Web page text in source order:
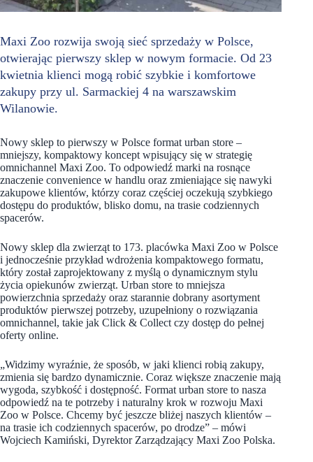
Maxi Zoo rozwija swoją sieć sprzedaży w Polsce,
otwierając pierwszy sklep w nowym formacie. Od 23
kwietnia klienci mogą robić szybkie i komfortowe
zakupy przy ul. Sarmackiej 4 na warszawskim
Wilanowie.
Nowy sklep to pierwszy w Polsce format urban store –
mniejszy, kompaktowy koncept wpisujący się w strategię
omnichannel Maxi Zoo. To odpowiedź marki na rosnące
znaczenie convenience w handlu oraz zmieniające się nawyki
zakupowe klientów, którzy coraz częściej oczekują szybkiego
dostępu do produktów, blisko domu, na trasie codziennych
spacerów.
Nowy sklep dla zwierząt to 173. placówka Maxi Zoo w Polsce
i jednocześnie przykład wdrożenia kompaktowego formatu,
który został zaprojektowany z myślą o dynamicznym stylu
życia opiekunów zwierząt. Urban store to mniejsza
powierzchnia sprzedaży oraz starannie dobrany asortyment
produktów pierwszej potrzeby, uzupełniony o rozwiązania
omnichannel, takie jak Click & Collect czy dostęp do pełnej
oferty online.
„Widzimy wyraźnie, że sposób, w jaki klienci robią zakupy,
zmienia się bardzo dynamicznie. Coraz większe znaczenie mają
wygoda, szybkość i dostępność. Format urban store to nasza
odpowiedź na te potrzeby i naturalny krok w rozwoju Maxi
Zoo w Polsce. Chcemy być jeszcze bliżej naszych klientów –
na trasie ich codziennych spacerów, po drodze” – mówi
Wojciech Kamiński, Dyrektor Zarządzający Maxi Zoo Polska.